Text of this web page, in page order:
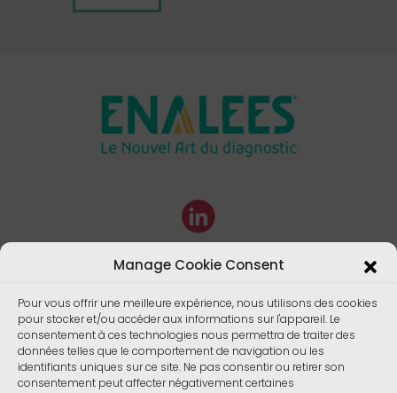
Manage Cookie Consent
Pour vous offrir une meilleure expérience, nous utilisons des cookies
pour stocker et/ou accéder aux informations sur l'appareil. Le
consentement à ces technologies nous permettra de traiter des
données telles que le comportement de navigation ou les
identifiants uniques sur ce site. Ne pas consentir ou retirer son
consentement peut affecter négativement certaines